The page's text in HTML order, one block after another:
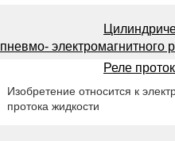
пневмо- электромагнитного
Реле
Изобретение относится к
протока жидкости